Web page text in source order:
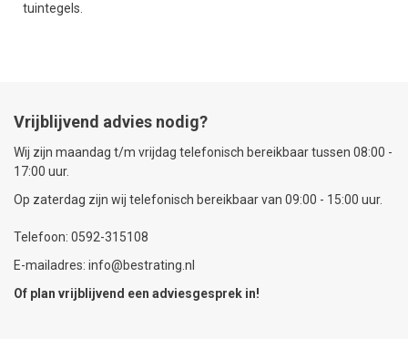
tuintegels.
Vrijblijvend advies nodig?
Wij zijn maandag t/m vrijdag telefonisch bereikbaar tussen 08:00 -
17:00 uur.
Op zaterdag zijn wij telefonisch bereikbaar van 09:00 - 15:00 uur.
Telefoon: 0592-315108
E-mailadres: info@bestrating.nl
Of plan vrijblijvend een adviesgesprek in!